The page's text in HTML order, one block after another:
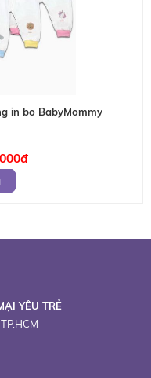
in bo BabyMommy
YÊU TRẺ